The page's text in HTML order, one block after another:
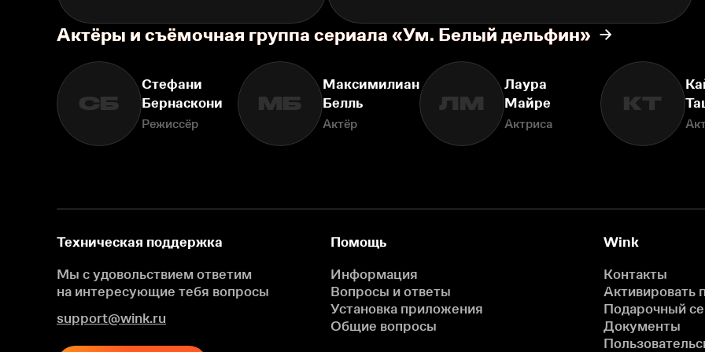
Актёры и съёмочная группа сериала «Ум. Белый дельфин»
СБ
Стефани
Бернаскони
Режиссёр
МБ
Максимилиан
Белль
Актёр
ЛМ
Лаура
Майре
Актриса
КТ
Техническая поддержка
Мы с удовольствием ответим
на интересующие тебя вопросы
support@wink.ru
Помощь
Информация
Вопросы и ответы
Установка приложения
Общие вопросы
Wink
Контакты
Активировать
Подарочный
Документы